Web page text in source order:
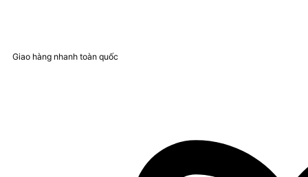
Giao hàng nhanh toàn quốc